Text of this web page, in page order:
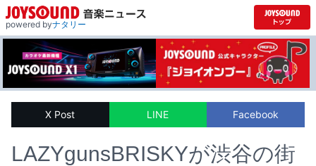
powered byナタリー
X Post LINE Facebook
LAZYgunsBRISKYが渋谷の街